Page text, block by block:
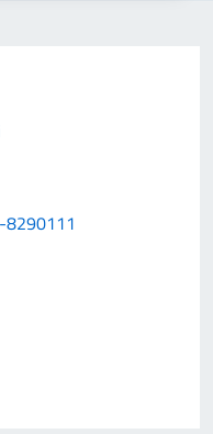
8290111